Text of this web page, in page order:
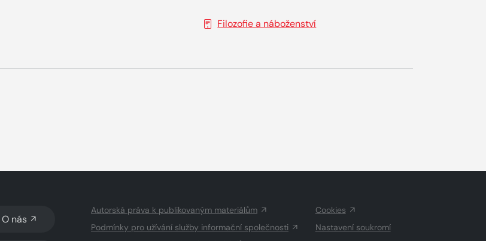
Filozofie a náboženství
O nás
Autorská práva k publikovaným materiálům
Podmínky pro užívání služby informační společnosti
Cookies
Nastavení soukromí